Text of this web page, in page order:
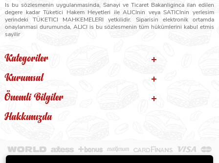
Is bu sözlesmenin uygulanmasinda, Sanayi ve Ticaret Bakanliginca ilan edilen
degere kadar Tüketici Hakem Heyetleri ile ALICInin veya SATICInin yerlesim
yerindeki TÜKETICI MAHKEMELERI yetkilidir. Siparisin elektronik ortamda
onaylanmasi durumunda, ALICI is bu sözlesmenin tüm hükümlerini kabul etmis
sayilir
Kategoriler
Kurumsal
Önemli Bilgiler
Hakkımızda